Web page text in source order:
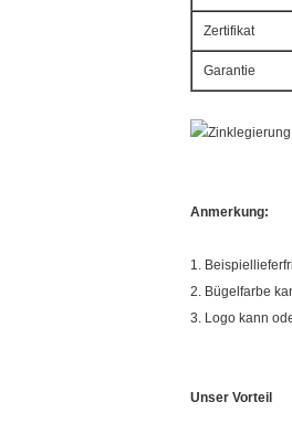
Zertifikat
Garantie
Anmerkung:
1.
2. Bügelfarbe
3. Logo kann
Unser Vorteil